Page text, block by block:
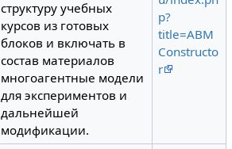
структуру учебных
курсов из готовых
блоков и включать в
состав материалов
многоагентные модели
для экспериментов и
дальнейшей
модификации.
p?
title=ABM
Constructo
r